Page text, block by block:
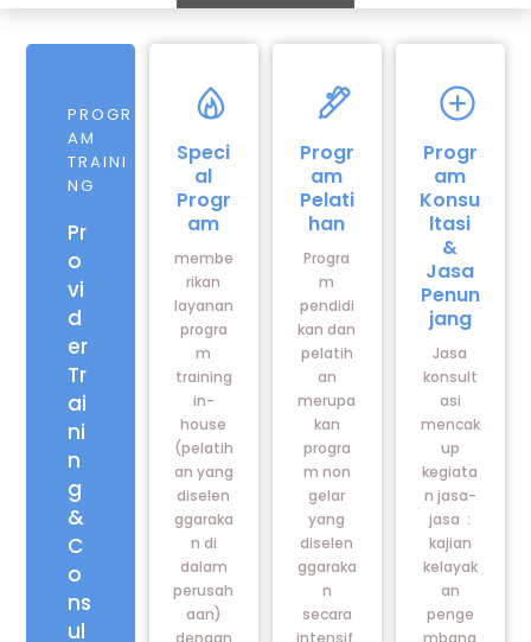
PROGR
AM
TRAINI
NG
Pr
o
vi
d
er
Tr
ai
ni
n
g
&
C
o
ns
ul
Icon
Speci
al
Progr
am
membe
rikan
layanan
progra
m
training
in-
house
(pelatih
an yang
diselen
ggaraka
n di
dalam
perusah
aan)
dengan
Icon
Progr
am
Pelati
han
Progra
m
pendidi
kan dan
pelatih
an
merupa
kan
progra
m non
gelar
yang
diselen
ggaraka
n
secara
intensif.
Icon
Progr
am
Konsu
ltasi
&
Jasa
Penun
jang
Jasa
konsult
asi
mencak
up
kegiata
n jasa-
jasa :
kajian
kelayak
an
penge
mbang